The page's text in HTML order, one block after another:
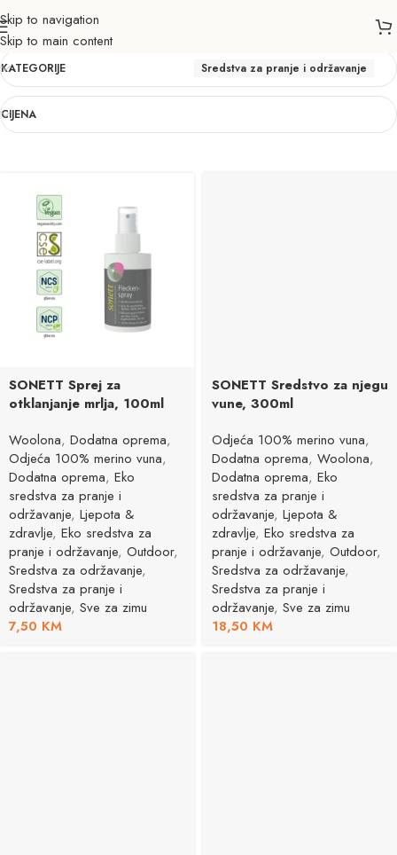
Skip to navigation
Skip to main content
Sredstva za pranje i održavanje
KATEGORIJE Sredstva za pranje i održavanje
CIJENA
SONETT Sprej za
otklanjanje mrlja, 100ml
Woolona, Dodatna oprema,
Odjeća 100% merino vuna,
Dodatna oprema, Eko
sredstva za pranje i
održavanje, Ljepota &
zdravlje, Eko sredstva za
pranje i održavanje, Outdoor,
Sredstva za održavanje,
Sredstva za pranje i
održavanje, Sve za zimu
7,50 KM
SONETT Sredstvo za njegu
vune, 300ml
Odjeća 100% merino vuna,
Dodatna oprema, Woolona,
Dodatna oprema, Eko
sredstva za pranje i
održavanje, Ljepota &
zdravlje, Eko sredstva za
pranje i održavanje, Outdoor,
Sredstva za održavanje,
Sredstva za pranje i
održavanje, Sve za zimu
18,50 KM